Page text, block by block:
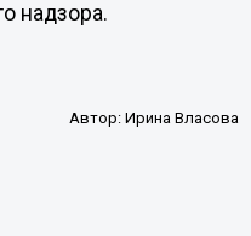
надзора.
Автор:Ирина Власова